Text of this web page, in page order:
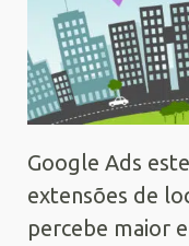
Google Ads
extensões de
percebe maior